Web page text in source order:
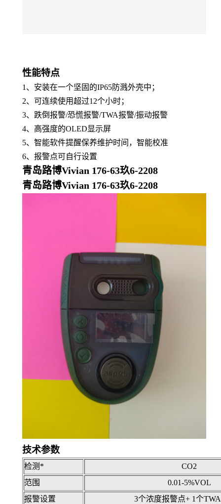
性能特点
1、 安装在一个坚固的IP65防溅外壳中 ；
2、 可连续使用超过12个小时；
3、 跌倒报警/恐慌报警/TWA报警/振动报警
4、 高强度的OLED显示屏
5、 智能软件提醒保养维护时间，智能校准
6、 报警点可自行设置
青岛路博Vivian 176-63玖6-2208
青岛路博Vivian 176-63玖6-2208
技术参数
检测*
CO2
范围
0.01-5%VOL
报警设置
3个浓度报警点+ 1个